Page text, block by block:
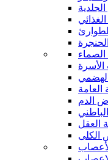
العامة
الدم
العقل
الكلى